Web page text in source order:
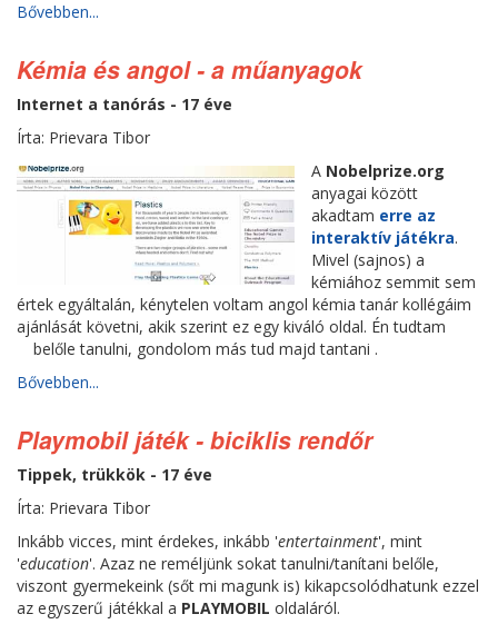
Bővebben...
Kémia és angol - a műanyagok
Internet a tanórás - 17 éve
Írta: Prievara Tibor
A Nobelprize.org
anyagai között
akadtam erre az
interaktív játékra.
Mivel (sajnos) a
kémiához semmit sem
értek egyáltalán, kénytelen voltam angol kémia tanár kollégáim
ajánlását követni, akik szerint ez egy kiváló oldal. Én tudtam
belőle tanulni, gondolom más tud majd tantani .
Bővebben...
Playmobil játék - biciklis rendőr
Tippek, trükkök - 17 éve
Írta: Prievara Tibor
Inkább vicces, mint érdekes, inkább 'entertainment', mint
'education'. Azaz ne reméljünk sokat tanulni/tanítani belőle,
viszont gyermekeink (sőt mi magunk is) kikapcsolódhatunk ezzel
az egyszerű játékkal a PLAYMOBIL oldaláról.